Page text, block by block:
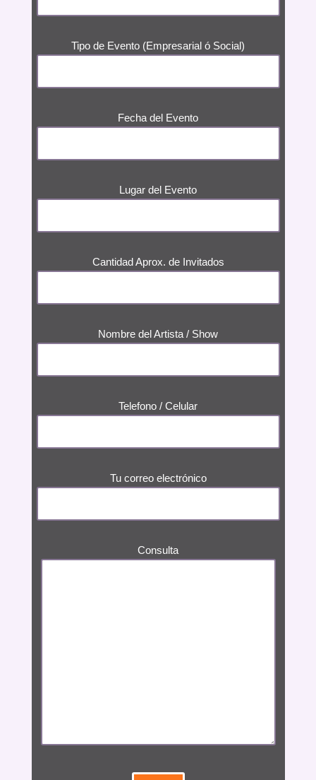
Tipo de Evento (Empresarial ó Social)
Fecha del Evento
Lugar del Evento
Cantidad Aprox. de Invitados
Nombre del Artista / Show
Telefono / Celular
Tu correo electrónico
Consulta